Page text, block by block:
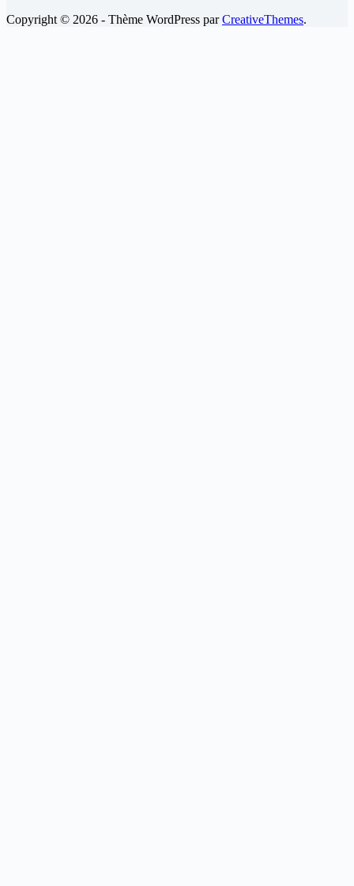
Copyright © 2026 - Thème WordPress parCreativeThemes.